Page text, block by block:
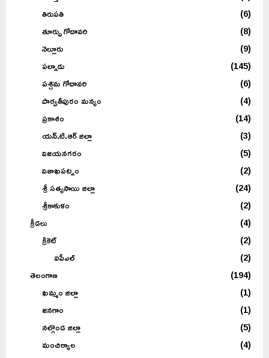
తిరుపతి
(6)
తూర్పు గోదావరి
(8)
నెల్లూరు
(9)
పల్నాడు
(145)
పశ్చిమ గోదావరి
(6)
పార్వతీపురం మన్యం
(4)
ప్రకాశం
(14)
యన్.టి.ఆర్ జిల్లా
(3)
విజయనగరం
(5)
విశాఖపట్నం
(2)
శ్రీ సత్యసాయి జిల్లా
(24)
శ్రీకాకుళం
(2)
క్రీడలు
(4)
క్రికెట్
(2)
ఐపీఎల్
(2)
తెలంగాణ
(194)
ఖమ్మం జిల్లా
(1)
జనగాం
(1)
నల్గొండ జిల్లా
(5)
మంచిర్యాల
(4)